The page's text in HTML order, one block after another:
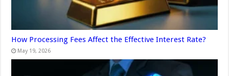
How Processing Fees Affect the Effective Interest Rate?
May 19, 2026